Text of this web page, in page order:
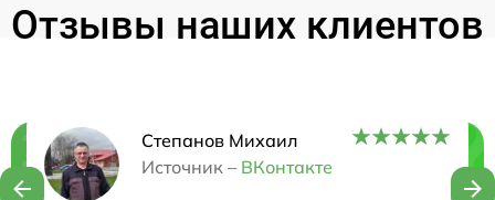
Отзывы наших клиентов
Степанов Михаил
Источник – ВКонтакте
Нужна консультация?